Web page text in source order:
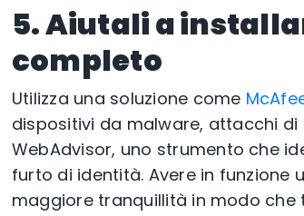
5. Aiutali a
completo
Utilizza una soluzione come
dispositivi da malware, attacchi di
WebAdvisor, uno strumento che
furto di identità. Avere in funzione
maggiore tranquillità in modo